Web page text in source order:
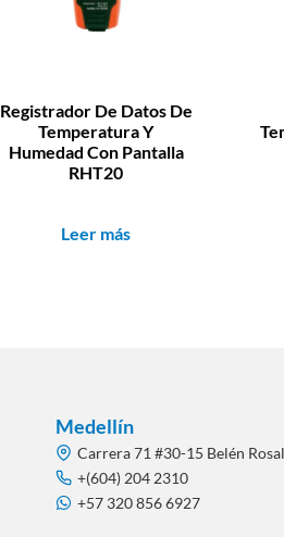
Registrador De Datos De
Temperatura Y
Humedad Con Pantalla
RHT20
Leer más
Medellín
Carrera 71 #30-15 Belén
+(604) 204 2310
+57 320 856 6927